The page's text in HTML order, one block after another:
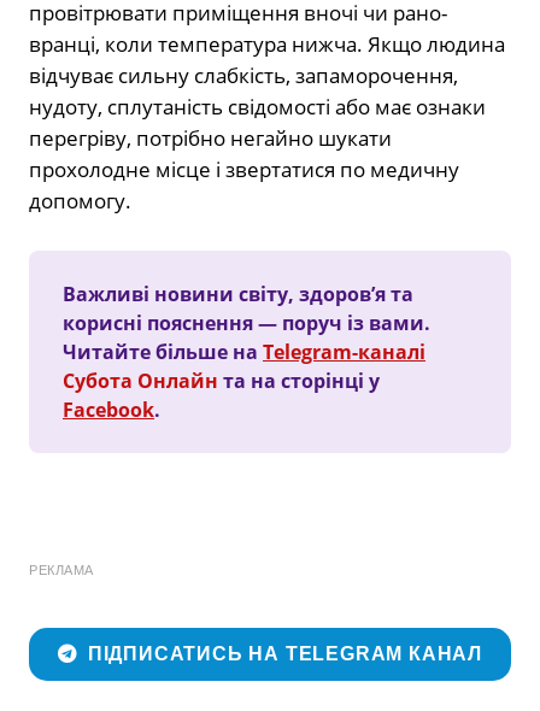
провітрювати приміщення вночі чи рано-
вранці, коли температура нижча. Якщо людина
відчуває сильну слабкість, запаморочення,
нудоту, сплутаність свідомості або має ознаки
перегріву, потрібно негайно шукати
прохолодне місце і звертатися по медичну
допомогу.
Важливі новини світу, здоров’я та
корисні пояснення — поруч із вами.
Читайте більше на Telegram-каналі
Субота Онлайн та на сторінці у
Facebook.
РЕКЛАМА
ПІДПИСАТИСЬ НА TELEGRAM КАНАЛ